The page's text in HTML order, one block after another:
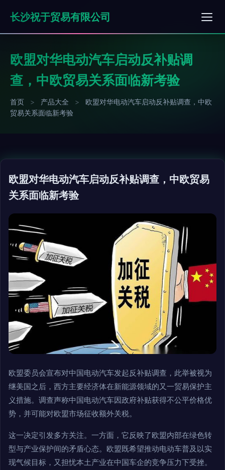
长沙祝于贸易有限公司
欧盟对华电动汽车启动反补贴调
查，中欧贸易关系面临新考验
首页 > 产品大全 >
欧盟对华电动汽车启动反补贴调查，中欧
贸易关系面临新考验
欧盟对华电动汽车启动反补贴调查，中欧贸易
关系面临新考验
欧盟委员会宣布对中国电动汽车发起反补贴调查，此举被视为
继美国之后，西方主要经济体在新能源领域的又一贸易保护主
义措施。调查声称中国电动汽车因政府补贴获得不公平价格优
势，并可能对欧盟市场征收额外关税。
这一决定引发多方关注。一方面，它反映了欧盟内部在绿色转
型与产业保护间的矛盾心态。欧盟既希望推动电动车普及以实
现气候目标，又担忧本土产业在中国车企的竞争压力下受挫。